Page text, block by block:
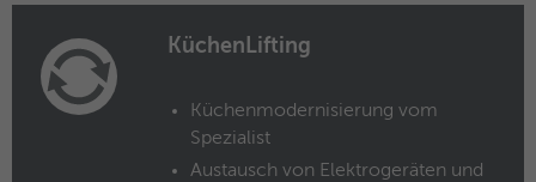
KüchenLifting
Küchenmodernisierung vom
Spezialist
Austausch von Elektrogeräten und
Zweck
ersten Mal auf einer Site gesehen hat, die
Clarity verwendet.